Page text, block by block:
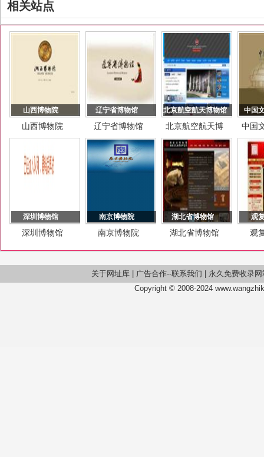
相关站点
山西博物院
山西博物院
辽宁省博物馆
辽宁省博物馆
北京航空航天博物馆
北京航空航天博
物馆
中国
中国
深圳博物馆
深圳博物馆
南京博物院
南京博物院
湖北省博物馆
湖北省博物馆
观
观
关于网址库| 广告合作--联系我们
永久免费收录网
Copyright © 2008-2024